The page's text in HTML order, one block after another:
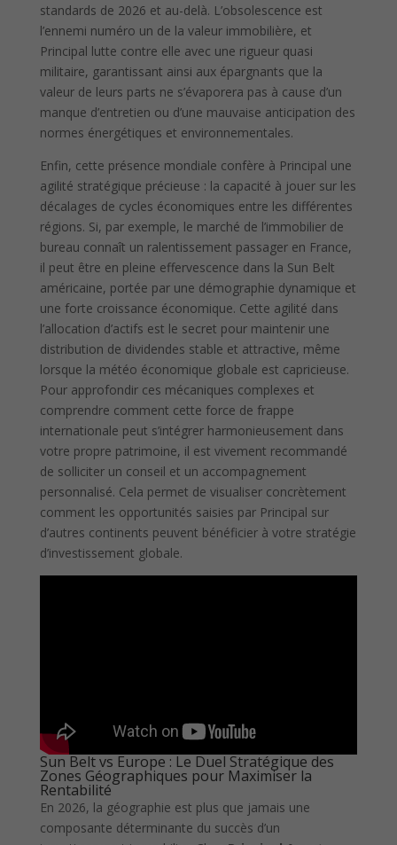
standards de 2026 et au-delà. L’obsolescence est
l’ennemi numéro un de la valeur immobilière, et
Principal lutte contre elle avec une rigueur quasi
militaire, garantissant ainsi aux épargnants que la
valeur de leurs parts ne s’évaporera pas à cause d’un
manque d’entretien ou d’une mauvaise anticipation des
normes énergétiques et environnementales.
Enfin, cette présence mondiale confère à Principal une
agilité stratégique précieuse : la capacité à jouer sur les
décalages de cycles économiques entre les différentes
régions. Si, par exemple, le marché de l’immobilier de
bureau connaît un ralentissement passager en France,
il peut être en pleine effervescence dans la Sun Belt
américaine, portée par une démographie dynamique et
une forte croissance économique. Cette agilité dans
l’allocation d’actifs est le secret pour maintenir une
distribution de dividendes stable et attractive, même
lorsque la météo économique globale est capricieuse.
Pour approfondir ces mécaniques complexes et
comprendre comment cette force de frappe
internationale peut s’intégrer harmonieusement dans
votre propre patrimoine, il est vivement recommandé
de solliciter un conseil et un accompagnement
personnalisé. Cela permet de visualiser concrètement
comment les opportunités saisies par Principal sur
d’autres continents peuvent bénéficier à votre stratégie
d’investissement globale.
Sun Belt vs Europe : Le Duel Stratégique des
Zones Géographiques pour Maximiser la
Rentabilité
En 2026, la géographie est plus que jamais une
composante déterminante du succès d’un